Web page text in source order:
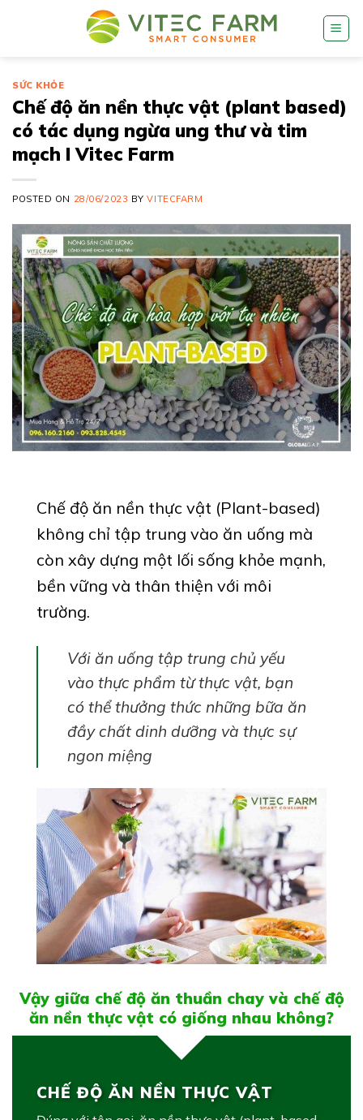
SỨC KHỎE
Chế độ ăn nền thực vật (plant based)
có tác dụng ngừa ung thư và tim
mạch I Vitec Farm
POSTED ON 28/06/2023 BYVITECFARM
Chế độ ăn nền thực vật (Plant-based)
không chỉ tập trung vào ăn uống mà
còn xây dựng một lối sống khỏe mạnh,
bền vững và thân thiện với môi
trường.
Với ăn uống tập trung chủ yếu
vào thực phẩm từ thực vật, bạn
có thể thưởng thức những bữa ăn
đầy chất dinh dưỡng và thực sự
ngon miệng
Vậy giữa chế độ ăn thuần chay và chế độ
ăn nền thực vật có giống nhau không?
CHẾ ĐỘ ĂN NỀN THỰC VẬT